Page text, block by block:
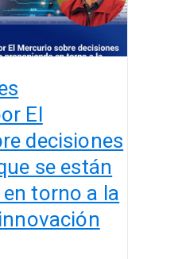
El
decisiones
se están
torno a la